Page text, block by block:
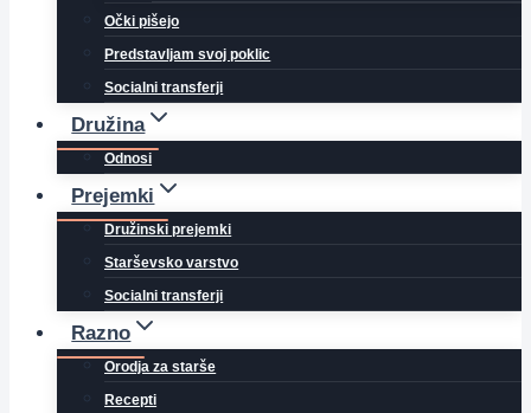
Očki pišejo
Predstavljam svoj poklic
Socialni transferji
Družina
Odnosi
Prejemki
Družinski prejemki
Starševsko varstvo
Socialni transferji
Razno
Orodja za starše
Recepti